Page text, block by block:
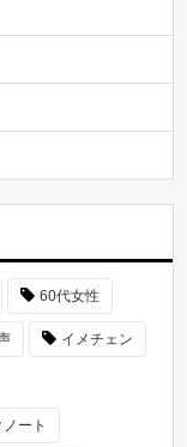
60代女性
イメチェン
ート